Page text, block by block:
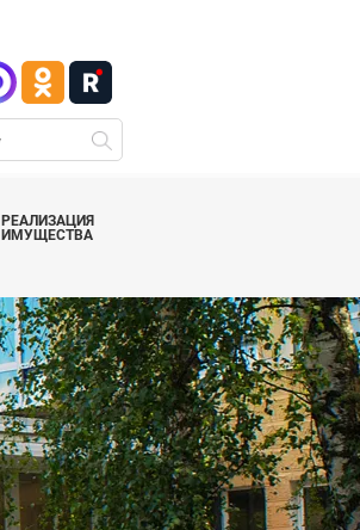
РЕАЛИЗАЦИЯ
ИМУЩЕСТВА